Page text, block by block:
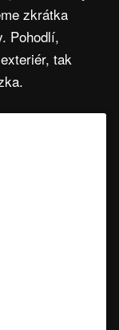
zkrátka
Pohodlí,
tak